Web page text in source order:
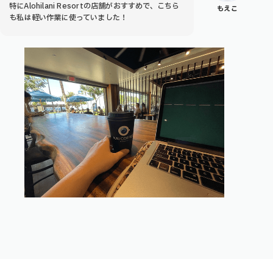
もえこ
特にAlohilani Resortの店舗がおすすめで、こちら
も私は軽い作業に使っていました！